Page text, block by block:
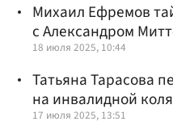
Михаил Ефремов
с Александром
18 июля 2025, 10:44
Татьяна Тарасова
на инвалидной
17 июля 2025, 13:51